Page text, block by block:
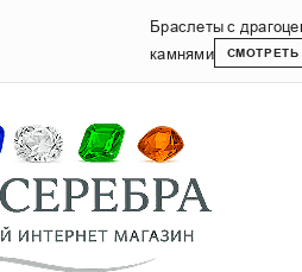
Браслеты с
камнями
СМОТРЕТЬ